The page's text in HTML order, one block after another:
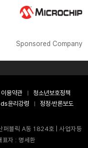
Sponsored Company
이용약관
청소년보호정책
윤리강령
정정·반론보도
퍼블릭 A동 1824호 | 사업자등
자 : 명세환